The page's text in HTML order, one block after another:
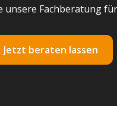
Fachberatung
Jetzt beraten lassen